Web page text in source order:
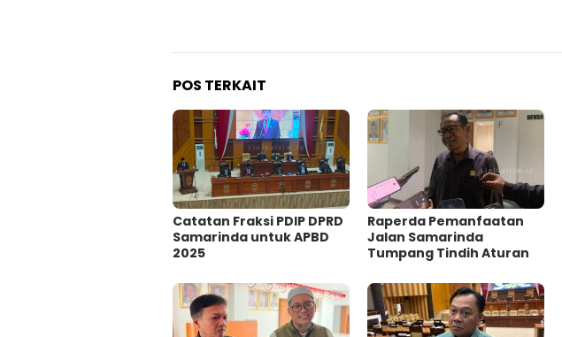
POS TERKAIT
Catatan Fraksi PDIP DPRD
Samarinda untuk APBD
2025
Raperda Pemanfaatan
Jalan Samarinda
Tumpang Tindih Aturan